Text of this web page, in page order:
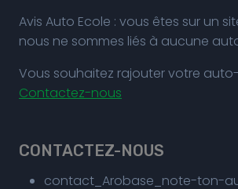
Avis Auto Ecole : vous êtes sur un
nous ne sommes liés à aucune
Vous souhaitez rajouter votre
Contactez-nous
CONTACTEZ-NOUS
contact_Arobase_note-ton-